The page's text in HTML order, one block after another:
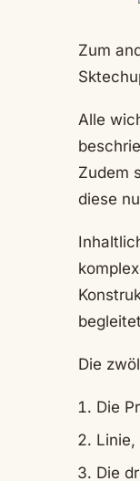
Zum
Alle
Zudem
diese
Die
Die
Linie,
Die